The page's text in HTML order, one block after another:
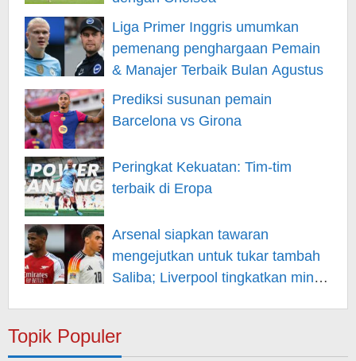
Liga Primer Inggris umumkan
pemenang penghargaan Pemain
& Manajer Terbaik Bulan Agustus
Prediksi susunan pemain
Barcelona vs Girona
Peringkat Kekuatan: Tim-tim
terbaik di Eropa
Arsenal siapkan tawaran
mengejutkan untuk tukar tambah
Saliba; Liverpool tingkatkan minat
Topik Populer